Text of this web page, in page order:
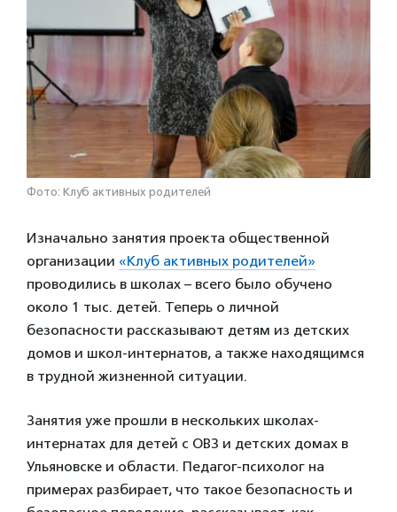
Фото: Клуб активных родителей
Изначально занятия проекта общественной
организации «Клуб активных родителей»
проводились в школах – всего было обучено
около 1 тыс. детей. Теперь о личной
безопасности рассказывают детям из детских
домов и школ-интернатов, а также находящимся
в трудной жизненной ситуации.
Занятия уже прошли в нескольких школах-
интернатах для детей с ОВЗ и детских домах в
Ульяновске и области. Педагог-психолог на
примерах разбирает, что такое безопасность и